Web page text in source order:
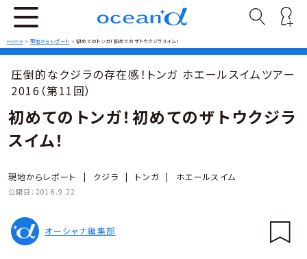
Home > 現地からレポート >初めてのトンガ！初めてのザトウクジラスイム！
圧倒的なクジラの存在感！トンガ ホエールスイムツアー
2016（第11回）
初めてのトンガ！初めてのザトウクジラ
スイム！
現地からレポート | クジラ | トンガ | ホエールスイム
公開日： 2016.9.22
オーシャナ編集部